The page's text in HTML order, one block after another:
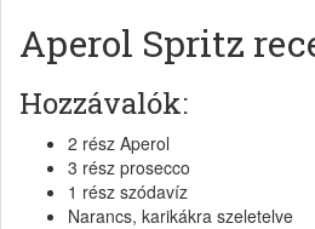
Aperol Spritz
Hozzávalók:
2 rész Aperol
3 rész prosecco
1 rész szódavíz
Narancs, karikákra szeletelve